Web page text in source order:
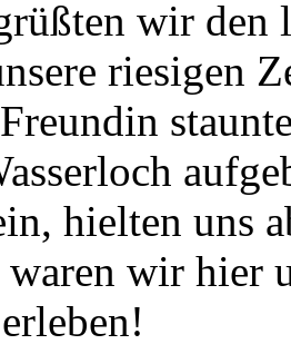
wir den
riesigen
hielten uns
wir hier